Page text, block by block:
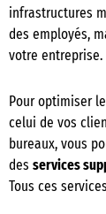
infrastructures
des employés,
votre entreprise.
Pour optimiser
celui de vos
bureaux, vous
des services
Tous ces